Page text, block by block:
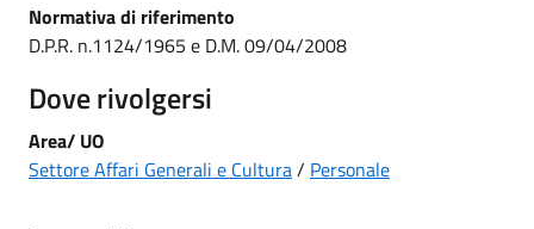
Normativa di riferimento
D.P.R. n.1124/1965 e D.M. 09/04/2008
Dove rivolgersi
Area/ UO
Settore Affari Generali e Cultura/ Personale